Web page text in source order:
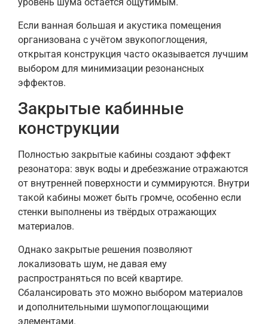
уровень шума остаётся ощутимым.
Если ванная большая и акустика помещения
организована с учётом звукопоглощения,
открытая конструкция часто оказывается лучшим
выбором для минимизации резонансных
эффектов.
Закрытые кабинные
конструкции
Полностью закрытые кабины создают эффект
резонатора: звук воды и дребезжание отражаются
от внутренней поверхности и суммируются. Внутри
такой кабины может быть громче, особенно если
стенки выполнены из твёрдых отражающих
материалов.
Однако закрытые решения позволяют
локализовать шум, не давая ему
распространяться по всей квартире.
Сбалансировать это можно выбором материалов
и дополнительными шумопоглощающими
элементами.